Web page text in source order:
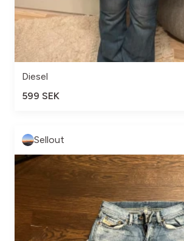
Diesel
599 SEK
Sellout